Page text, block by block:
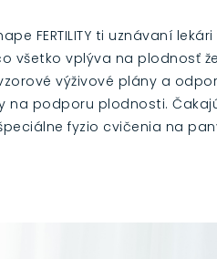
FERTILITY ti uznávaní
všetko vplýva na plodnosť
výživové plány a
na podporu plodnosti.
fyzio cvičenia na